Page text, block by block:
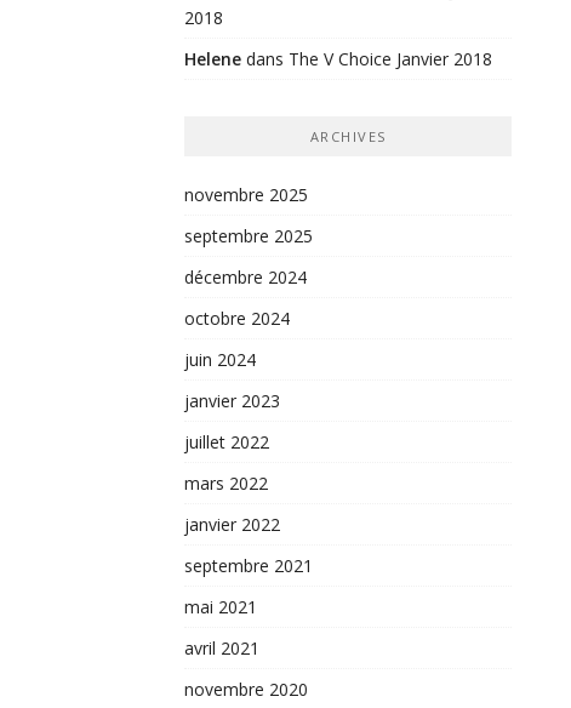
2018
Helene dans The V Choice Janvier 2018
ARCHIVES
novembre 2025
septembre 2025
décembre 2024
octobre 2024
juin 2024
janvier 2023
juillet 2022
mars 2022
janvier 2022
septembre 2021
mai 2021
avril 2021
novembre 2020